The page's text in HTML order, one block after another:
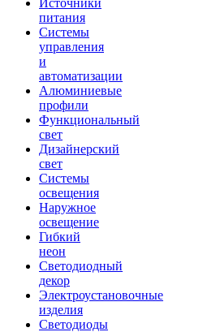
Источники
питания
Системы
управления
и
автоматизации
Алюминиевые
профили
Функциональный
свет
Дизайнерский
свет
Системы
освещения
Наружное
освещение
Гибкий
неон
Светодиодный
декор
Электроустановочные
изделия
Светодиоды